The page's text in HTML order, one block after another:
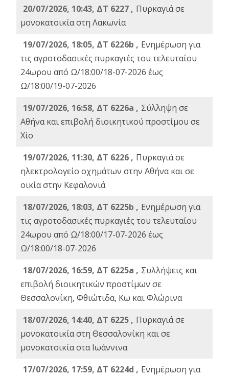
20/07/2026, 10:43, ΔΤ 6227 , Πυρκαγιά σε
μονοκατοικία στη Λακωνία
19/07/2026, 18:05, ΔΤ 6226b , Ενημέρωση για
τις αγροτοδασικές πυρκαγιές του τελευταίου
24ωρου από Ω/18:00/18-07-2026 έως
Ω/18:00/19-07-2026
19/07/2026, 16:58, ΔΤ 6226a , Σύλληψη σε
Αθήνα και επιβολή διοικητικού προστίμου σε
Χίο
19/07/2026, 11:30, ΔΤ 6226 , Πυρκαγιά σε
ηλεκτρολογείο οχημάτων στην Αθήνα και σε
οικία στην Κεφαλονιά
18/07/2026, 18:03, ΔΤ 6225b , Ενημέρωση για
τις αγροτοδασικές πυρκαγιές του τελευταίου
24ωρου από Ω/18:00/17-07-2026 έως
Ω/18:00/18-07-2026
18/07/2026, 16:59, ΔT 6225a , Συλλήψεις και
επιβολή διοικητικών προστίμων σε
Θεσσαλονίκη, Φθιώτιδα, Κω και Φλώρινα
18/07/2026, 14:40, ΔΤ 6225 , Πυρκαγιά σε
μονοκατοικία στη Θεσσαλονίκη και σε
μονοκατοικία στα Ιωάννινα
17/07/2026, 17:59, ΔΤ 6224d , Ενημέρωση για